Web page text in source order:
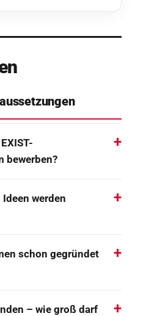
bewerben?
werden
schon gegründet
– wie groß darf